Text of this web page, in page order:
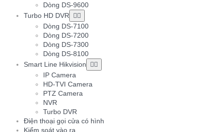
Dòng DS-9600
Turbo HD DVR
Dòng DS-7100
Dòng DS-7200
Dòng DS-7300
Dòng DS-8100
Smart Line Hikvision
IP Camera
HD-TVI Camera
PTZ Camera
NVR
Turbo DVR
Điện thoại gọi cửa có hình
Kiểm soát vào ra